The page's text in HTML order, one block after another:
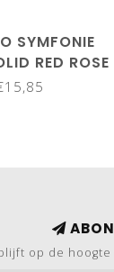
SYMFONIE
RED ROSE
op de